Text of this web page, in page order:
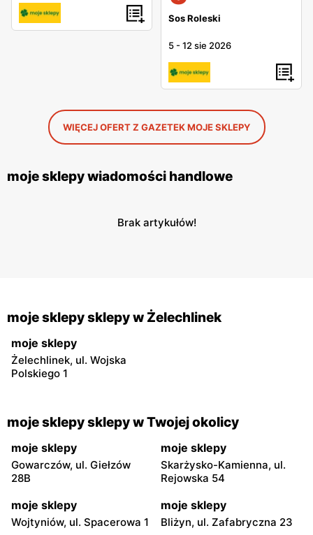
Sos Roleski
5 -12 sie 2026
WIĘCEJ OFERT Z GAZETEK MOJE SKLEPY
moje sklepy wiadomości handlowe
Brak artykułów!
moje sklepy sklepy w Żelechlinek
moje sklepy
Żelechlinek, ul. Wojska
Polskiego 1
moje sklepy sklepy w Twojej okolicy
moje sklepy
Gowarczów, ul. Giełzów
28B
moje sklepy
Skarżysko-Kamienna, ul.
Rejowska 54
moje sklepy
Wojtyniów, ul. Spacerowa 1
moje sklepy
Bliżyn, ul. Zafabryczna 23